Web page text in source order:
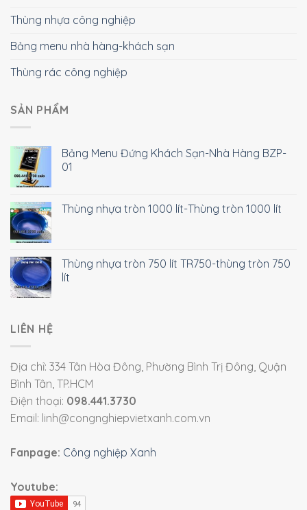
Thùng nhựa công nghiệp
Bảng menu nhà hàng-khách sạn
Thùng rác công nghiệp
SẢN PHẨM
Bảng Menu Đứng Khách Sạn-Nhà Hàng BZP-
01
Thùng nhựa tròn 1000 lít-Thùng tròn 1000 lít
Thùng nhựa tròn 750 lít TR750-thùng tròn 750
lít
LIÊN HỆ
Địa chỉ: 334 Tân Hòa Đông, Phường Bình Trị Đông, Quận
Bình Tân, TP.HCM
Điện thoại: 098.441.3730
Email: linh@congnghiepvietxanh.com.vn
Fanpage: Công nghiệp Xanh
Youtube: